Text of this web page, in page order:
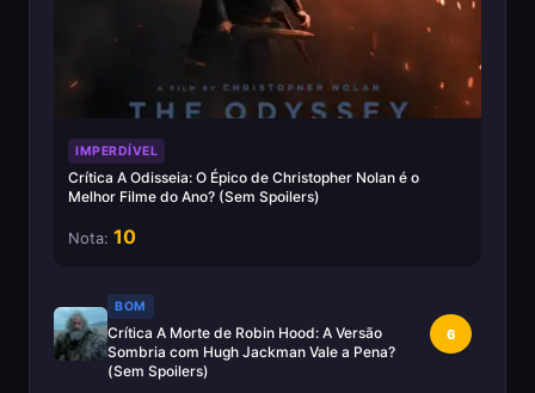
IMPERDÍVEL
Crítica A Odisseia: O Épico de Christopher Nolan é o
Melhor Filme do Ano? (Sem Spoilers)
Nota: 10
BOM
Crítica A Morte de Robin Hood: A Versão
Sombria com Hugh Jackman Vale a Pena?
(Sem Spoilers)
6